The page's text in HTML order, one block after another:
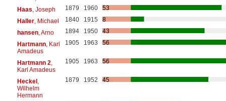
Haas , Joseph 1879 1960
53
Haller, Michael 1840 1915
8
hansen, Arno 1894 1950
43
Hartmann, Karl
Amadeus
1905 1963 56
Hartmann 2
Karl Amadeus
1905 1963 56
Heckel,
Wilhelm
Hermann
1879 1952 45